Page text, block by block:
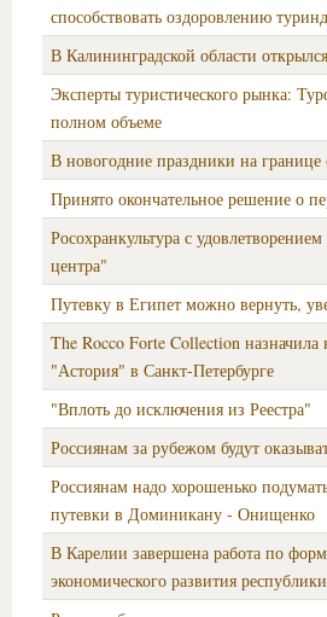
способствовать оздоровлению
В Калининградской области
Эксперты туристического рынка:
полном объеме
В новогодние праздники на
Принято окончательное решение о
Росохранкультура с
центра"
Путевку в Египет можно вернуть,
The Rocco Forte Collection назначила
"Астория" в Санкт-Петербурге
"Вплоть до исключения из Реестра"
Россиянам за рубежом будут
Россиянам надо хорошенько
путевки в Доминикану - Онищенко
В Карелии завершена работа по
экономического развития